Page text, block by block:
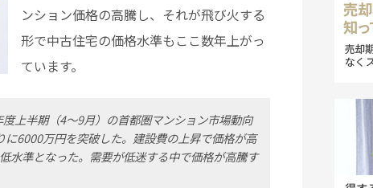
ンション価格の高騰し、それが飛び火する
形で中古住宅の価格水準もここ数年上がっ
ています。
上半期（4～9月）の首都圏マンション市場動向
6000万円を突破した。建設費の上昇で価格が高
水準となった。需要が低迷する中で価格が高騰す